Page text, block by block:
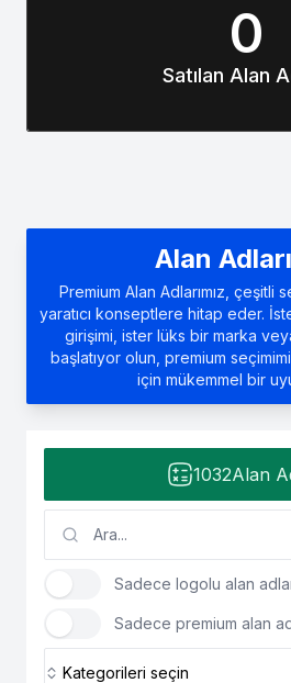
0
Satılan Alan
Alan
Premium Alan Adlarımız, çeşitli
yaratıcı konseptlere hitap eder.
girişimi, ister lüks bir marka
başlatıyor olun, premium
için mükemmel bir
1032Alan
Sadece logolu alan
Sadece premium alan
Kategorileri seçin